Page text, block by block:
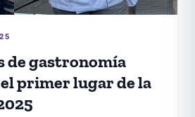
de gastronomía
primer lugar de la